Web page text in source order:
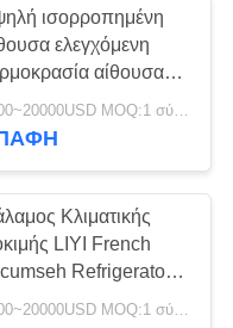
ισορροπημένη
ελεγχόμενη
αίθουσα
κλίματος
3500~20000USD MOQ:1 σύνολο
Κλιματικής
LIYI French
Refrigerator
3500~20000USD MOQ:1 σύνολο